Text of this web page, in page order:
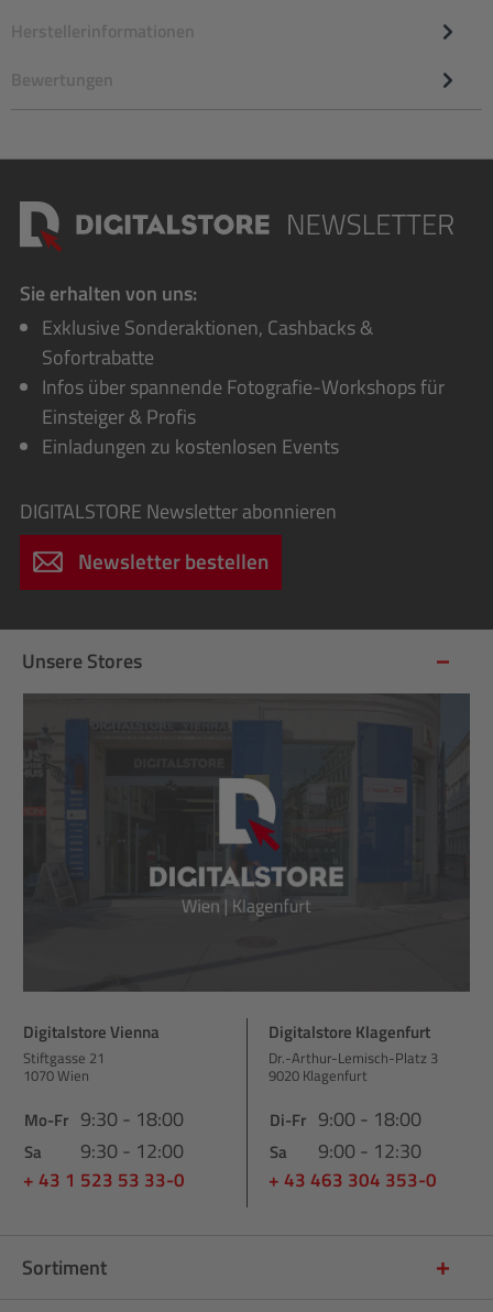
Herstellerinformationen
Bewertungen
Sie erhalten von uns:
Exklusive Sonderaktionen, Cashbacks &
Sofortrabatte
Infos über spannende Fotografie-Workshops für
Einsteiger & Profis
Einladungen zu kostenlosen Events
DIGITALSTORE Newsletter abonnieren
Newsletter bestellen
Unsere Stores
Digitalstore Vienna
Stiftgasse 21
1070 Wien
Mo-Fr 9:30 - 18:00
Sa 9:30 - 12:00
+ 43 1 523 53 33-0
Digitalstore Klagenfurt
Dr.-Arthur-Lemisch-Platz 3
9020 Klagenfurt
Di-Fr 9:00 - 18:00
Sa 9:00 - 12:30
+ 43 463 304 353-0
Sortiment